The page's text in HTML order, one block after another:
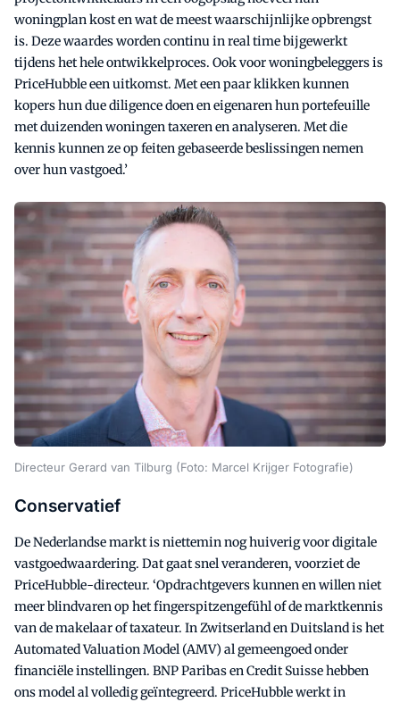
woningplan kost en wat de meest waarschijnlijke opbrengst
is. Deze waardes worden continu in real time bijgewerkt
tijdens het hele ontwikkelproces. Ook voor woningbeleggers is
PriceHubble een uitkomst. Met een paar klikken kunnen
kopers hun due diligence doen en eigenaren hun portefeuille
met duizenden woningen taxeren en analyseren. Met die
kennis kunnen ze op feiten gebaseerde beslissingen nemen
over hun vastgoed.’
Directeur Gerard van Tilburg (Foto: Marcel Krijger Fotografie)
Conservatief
De Nederlandse markt is niettemin nog huiverig voor digitale
vastgoedwaardering. Dat gaat snel veranderen, voorziet de
PriceHubble-directeur. ‘Opdrachtgevers kunnen en willen niet
meer blindvaren op het fingerspitzengefühl of de marktkennis
van de makelaar of taxateur. In Zwitserland en Duitsland is het
Automated Valuation Model (AMV) al gemeengoed onder
financiële instellingen. BNP Paribas en Credit Suisse hebben
ons model al volledig geïntegreerd. PriceHubble werkt in